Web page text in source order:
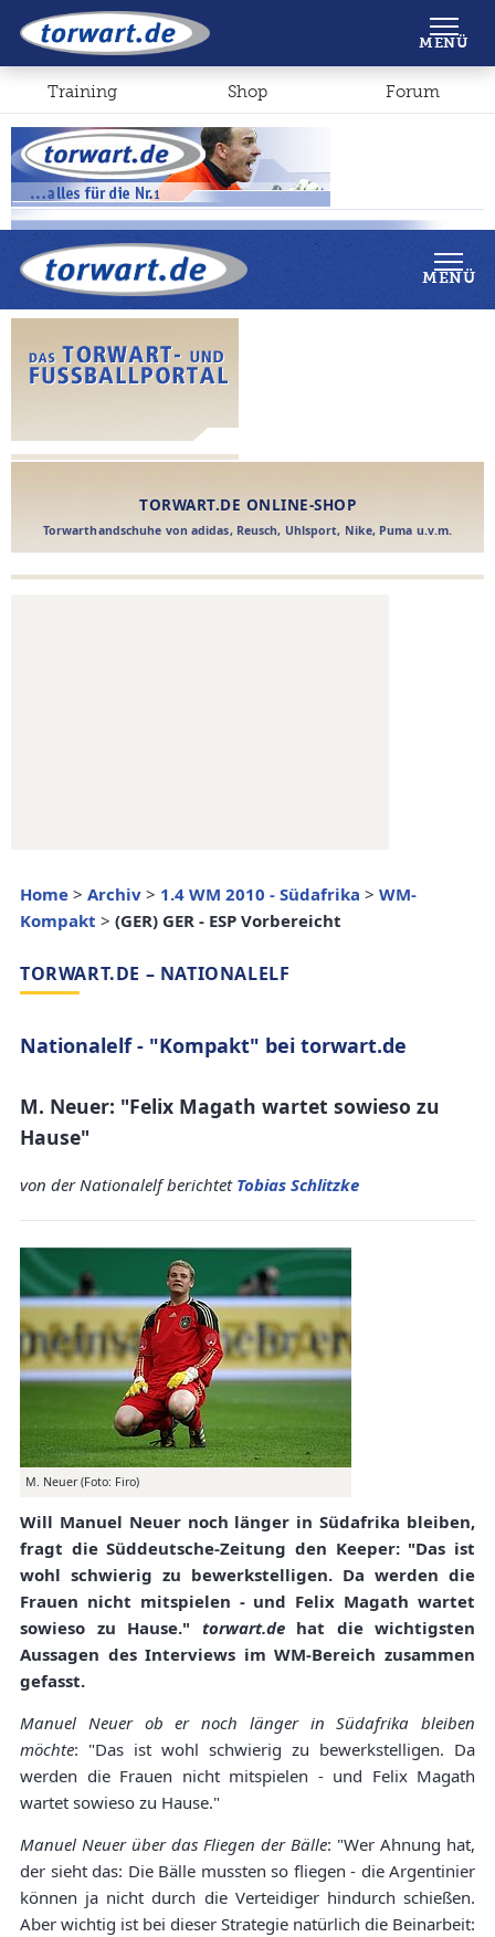
Shop Forum
MENÜ
Home > Archiv > 1.4 WM 2010 - Südafrika > WM-
Kompakt > (GER) GER - ESP Vorbereicht
TORWART.DE – NATIONALELF
Nationalelf - "Kompakt" bei torwart.de
M. Neuer: "Felix Magath wartet sowieso zu
Hause"
von der Nationalelf berichtet Tobias Schlitzke
M. Neuer (Foto: Firo)
Will Manuel Neuer noch länger in Südafrika bleiben,
fragt die Süddeutsche-Zeitung den Keeper: "Das ist
wohl schwierig zu bewerkstelligen. Da werden die
Frauen nicht mitspielen - und Felix Magath wartet
sowieso zu Hause." torwart.dehat die wichtigsten
Aussagen des Interviews im WM-Bereich zusammen
gefasst.
Manuel Neuer ob er noch länger in Südafrika bleiben
möchte: "Das ist wohl schwierig zu bewerkstelligen. Da
werden die Frauen nicht mitspielen - und Felix Magath
wartet sowieso zu Hause."
Manuel Neuer über das Fliegen der Bälle: "Wer Ahnung hat,
der sieht das: Die Bälle mussten so fliegen - die Argentinier
können ja nicht durch die Verteidiger hindurch schießen.
Aber wichtig ist bei dieser Strategie natürlich die Beinarbeit: